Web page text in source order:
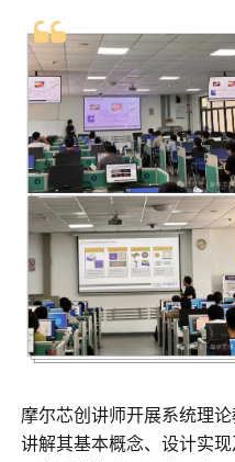
摩尔芯创讲师开展系统理
讲解其基本概念、设计实